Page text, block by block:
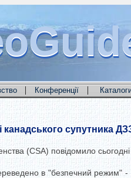
| Конференції |
канадського супутника
(CSA) повідомило
в "безпечний режим" -